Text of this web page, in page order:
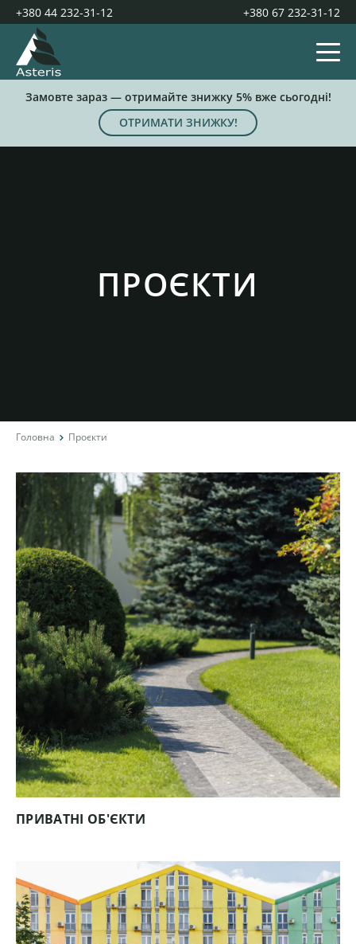
+380 44 232-31-12 +380 67 232-31-12
Замовте зараз — отримайте знижку 5% вже сьогодні!
ОТРИМАТИ ЗНИЖКУ!
ПРОЄКТИ
Головна Проєкти
ПРИВАТНІ ОБ'ЄКТИ